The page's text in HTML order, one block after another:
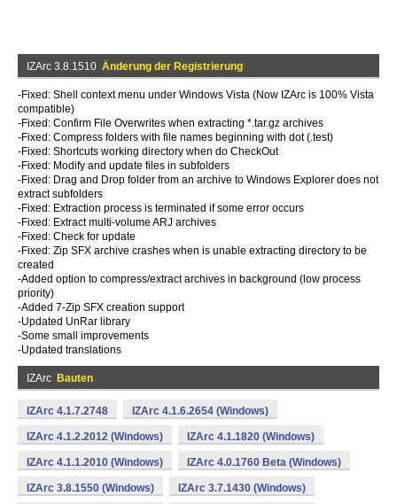
IZArc 3.8.1510 Änderung der Registrierung
-Fixed: Shell context menu under Windows Vista (Now IZArc is 100% Vista
compatible)
-Fixed: Confirm File Overwrites when extracting *.tar.gz archives
-Fixed: Compress folders with file names beginning with dot (.test)
-Fixed: Shortcuts working directory when do CheckOut
-Fixed: Modify and update files in subfolders
-Fixed: Drag and Drop folder from an archive to Windows Explorer does not
extract subfolders
-Fixed: Extraction process is terminated if some error occurs
-Fixed: Extract multi-volume ARJ archives
-Fixed: Check for update
-Fixed: Zip SFX archive crashes when is unable extracting directory to be
created
-Added option to compress/extract archives in background (low process
priority)
-Added 7-Zip SFX creation support
-Updated UnRar library
-Some small improvements
-Updated translations
IZArc Bauten
IZArc 4.1.7.2748 IZArc 4.1.6.2654 (Windows)
IZArc 4.1.2.2012 (Windows) IZArc 4.1.1820 (Windows)
IZArc 4.1.1.2010 (Windows) IZArc 4.0.1760 Beta (Windows)
IZArc 3.8.1550 (Windows) IZArc 3.7.1430 (Windows)